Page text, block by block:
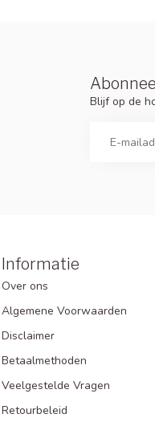
Blijf op de
Informatie
Over ons
Algemene Voorwaarden
Disclaimer
Betaalmethoden
Veelgestelde Vragen
Retourbeleid